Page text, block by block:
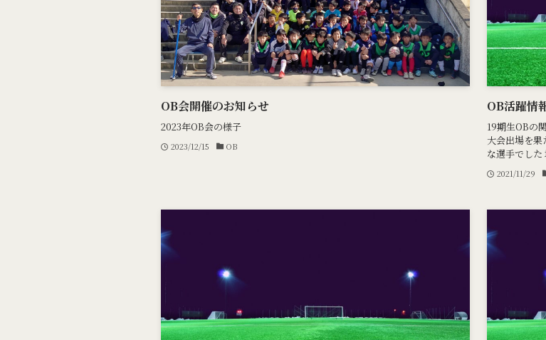
OB会開催のお知らせ
2023年OB会の様子
2023/12/15 OB
OB活躍情
19期生OBの
大会出場を果
な選手でした
2021/11/29